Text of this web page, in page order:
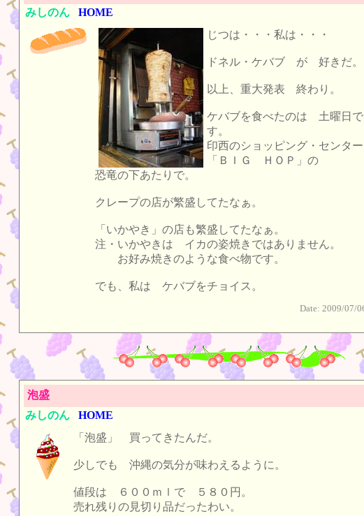
みしのん
HOME
じつは・・・私は・・・
ドネル・ケバブ が 好きだ。
以上、重大発表 終わり。
ケバブを食べたのは 土曜日で
す。
印西のショッピング・センター
「ＢＩＧ ＨＯＰ」の
恐竜の下あたりで。
クレープの店が繁盛してたなぁ。
「いかやき」の店も繁盛してたなぁ。
注・いかやきは イカの姿焼きではありません。
お好み焼きのような食べ物です。
でも、私は ケバブをチョイス。
Date: 2009/07/
泡盛
みしのん
HOME
「泡盛」 買ってきたんだ。
少しでも 沖縄の気分が味わえるように。
値段は ６００ｍｌで ５８０円。
売れ残りの見切り品だったわい。